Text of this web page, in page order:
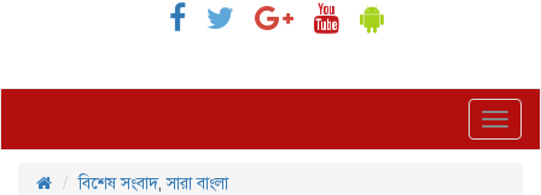
বিশেষ সংবাদ,সারা বাংলা